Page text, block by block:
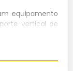
equipamento
vertical de
diferentes
uso otimiza a